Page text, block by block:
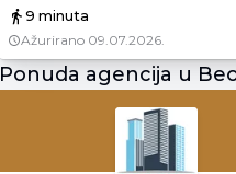
9 minuta
Ažurirano 09.07.2026.
Ponuda agencija u